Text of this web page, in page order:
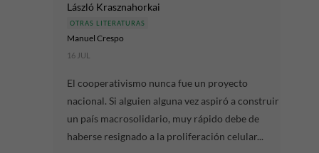
László Krasznahorkai
OTRAS LITERATURAS
Manuel Crespo
16 JUL
El cooperativismo nunca fue un proyecto
nacional. Si alguien alguna vez aspiró a construir
un país macrosolidario, muy rápido debe de
haberse resignado a la proliferación celular...